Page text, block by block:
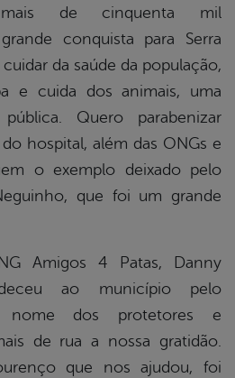
de cinquenta mil
conquista para Serra
da saúde da população,
e cuida dos animais, uma
Quero parabenizar
hospital, além das ONGs e
o exemplo deixado pelo
que foi um grande
Amigos 4 Patas, Danny
ao município pelo
nome dos protetores e
de rua a nossa gratidão.
que nos ajudou, foi